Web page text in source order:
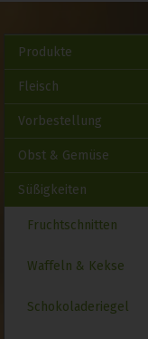
Produkte
Fleisch
Vorbestellung
Obst & Gemüse
Süßigkeiten
Fruchtschnitten
Waffeln & Kekse
Schokoladeriegel